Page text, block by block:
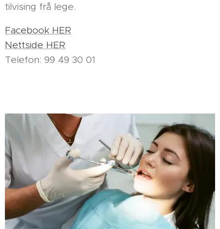
tilvising frå lege.
Facebook HER
Nettside HER
Telefon: 99 49 30 01